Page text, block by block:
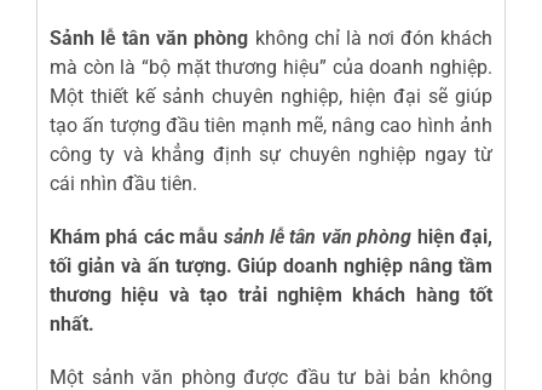
Sảnh lễ tân văn phòng không chỉ là nơi đón khách
mà còn là “bộ mặt thương hiệu” của doanh nghiệp.
Một thiết kế sảnh chuyên nghiệp, hiện đại sẽ giúp
tạo ấn tượng đầu tiên mạnh mẽ, nâng cao hình ảnh
công ty và khẳng định sự chuyên nghiệp ngay từ
cái nhìn đầu tiên.
Khám phá các mẫu sảnh lễ tân văn phòng hiện đại,
tối giản và ấn tượng. Giúp doanh nghiệp nâng tầm
thương hiệu và tạo trải nghiệm khách hàng tốt
nhất.
Một sảnh văn phòng được đầu tư bài bản không